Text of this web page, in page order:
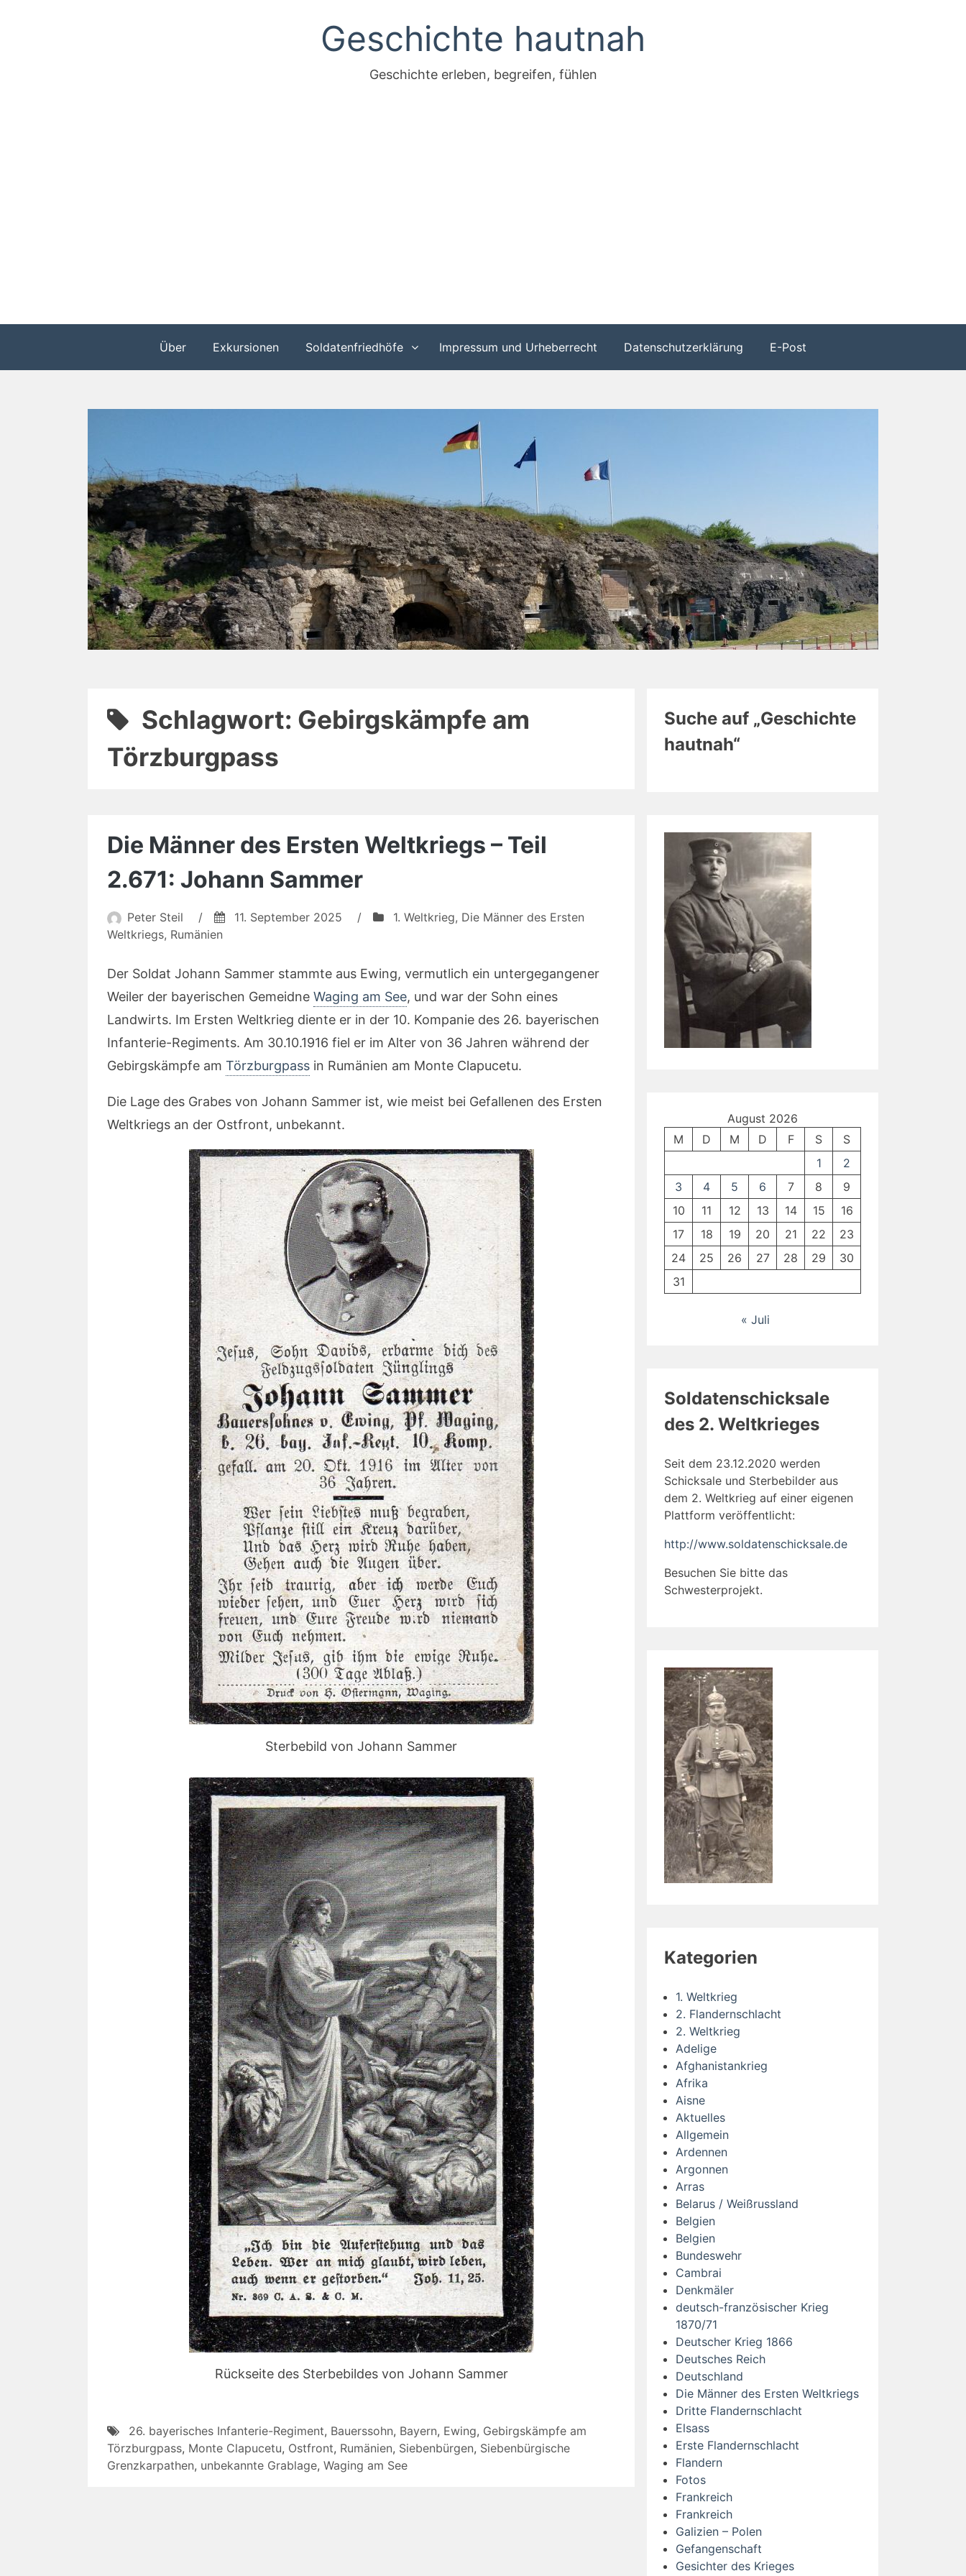
Geschichte hautnah
Geschichte erleben, begreifen, fühlen
Über Exkursionen Soldatenfriedhöfe Impressum und Urheberrecht Datenschutzerklärung E-Post
Schlagwort: Gebirgskämpfe am
Törzburgpass
Die Männer des Ersten Weltkriegs – Teil
2.671: Johann Sammer
Peter Steil / 11. September 2025 / 1. Weltkrieg, Die Männer des Ersten
Weltkriegs, Rumänien
Der Soldat Johann Sammer stammte aus Ewing, vermutlich ein untergegangener
Weiler der bayerischen Gemeidne Waging am See, und war der Sohn eines
Landwirts. Im Ersten Weltkrieg diente er in der 10. Kompanie des 26. bayerischen
Infanterie-Regiments. Am 30.10.1916 fiel er im Alter von 36 Jahren während der
Gebirgskämpfe am Törzburgpass in Rumänien am Monte Clapucetu.
Die Lage des Grabes von Johann Sammer ist, wie meist bei Gefallenen des Ersten
Weltkriegs an der Ostfront, unbekannt.
Sterbebild von Johann Sammer
Rückseite des Sterbebildes von Johann Sammer
26. bayerisches Infanterie-Regiment, Bauerssohn, Bayern, Ewing, Gebirgskämpfe am
Törzburgpass, Monte Clapucetu, Ostfront, Rumänien, Siebenbürgen, Siebenbürgische
Grenzkarpathen, unbekannte Grablage, Waging am See
Suche auf „Geschichte
hautnah“
August 2026
M
D M D F S
S
1
2
3
4 5 6 7 8
9
10
11 12 13 14 15
16
17
18 19 20 21 22
23
24
25 26 27 28 29
30
31
« Juli
Soldatenschicksale
des 2. Weltkrieges
Seit dem 23.12.2020 werden
Schicksale und Sterbebilder aus
dem 2. Weltkrieg auf einer eigenen
Plattform veröffentlicht:
http://www.soldatenschicksale.de
Besuchen Sie bitte das
Schwesterprojekt.
Kategorien
1. Weltkrieg
2. Flandernschlacht
2. Weltkrieg
Adelige
Afghanistankrieg
Afrika
Aisne
Aktuelles
Allgemein
Ardennen
Argonnen
Arras
Belarus / Weißrussland
Belgien
Belgien
Bundeswehr
Cambrai
Denkmäler
deutsch-französischer Krieg
1870/71
Deutscher Krieg 1866
Deutsches Reich
Deutschland
Die Männer des Ersten Weltkriegs
Dritte Flandernschlacht
Elsass
Erste Flandernschlacht
Flandern
Fotos
Frankreich
Frankreich
Galizien – Polen
Gefangenschaft
Gesichter des Krieges